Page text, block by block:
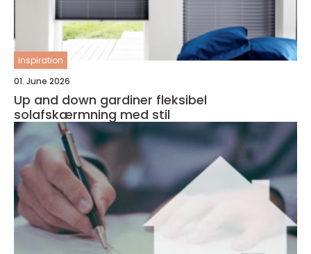
inspiration
01. June 2026
Up and down gardiner fleksibel
solafskærmning med stil